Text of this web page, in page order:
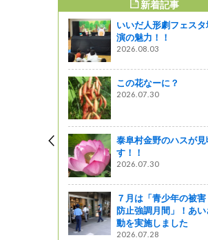
新着記事
いいだ人形劇フェス
演の魅力！！
2026.08.03
この花なーに？
2026.07.30
泰阜村金野のハスが見
す！！
2026.07.30
７月は「青少年の被
防止強調月間」！あ
動を実施しました
2026.07.28